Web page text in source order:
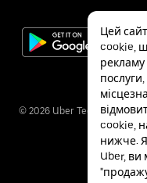
© 2026 Uber Technologies
Цей
cookie,
рекламу
cookie,
нижче.
Uber, ви